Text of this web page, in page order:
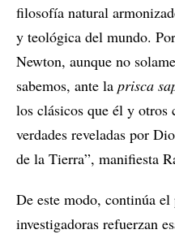
filosofía natural
y teológica del mundo.
Newton, aunque no
sabemos, ante la prisca
los clásicos que él y otros
verdades reveladas por
de la Tierra”, manifiesta
De este modo, continúa
investigadoras refuerzan